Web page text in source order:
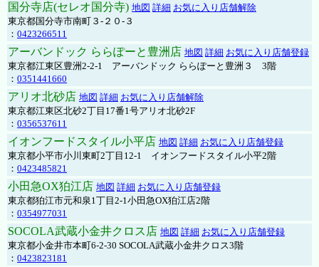
国分寺店(セレオ国分寺) 地図 詳細 お気に入り店舗解除
東京都国分寺市南町３-２０-３
： 0423266511
アーバンドック ららぽーと豊洲店 地図 詳細 お気に入り店舗登録
東京都江東区豊洲2-2-1 アーバンドック ららぽーと豊洲３ 3階
： 0351441660
アリオ北砂店 地図 詳細 お気に入り店舗解除
東京都江東区北砂2丁目17番1号アリオ北砂2F
： 0356537611
イオンフードスタイル小平店 地図 詳細 お気に入り店舗登録
東京都小平市小川東町2丁目12-1 イオンフードスタイル小平2階
： 0423485821
小田急OX狛江店 地図 詳細 お気に入り店舗登録
東京都狛江市元和泉1丁目2-1小田急OX狛江店2階
： 0354977031
SOCOLA武蔵小金井クロス店 地図 詳細 お気に入り店舗登録
東京都小金井市本町6-2-30 SOCOLA武蔵小金井クロス3階
： 0423823181